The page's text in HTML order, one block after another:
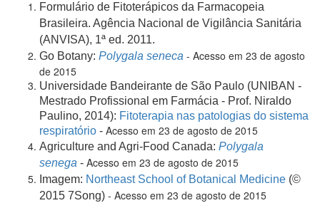
Formulário de Fitoterápicos da Farmacopeia
Brasileira. Agência Nacional de Vigilância Sanitária
(ANVISA), 1ª ed. 2011.
Go Botany: Polygala seneca - Acesso em 23 de agosto
de 2015
Universidade Bandeirante de São Paulo (UNIBAN -
Mestrado Profissional em Farmácia - Prof. Niraldo
Paulino, 2014): Fitoterapia nas patologias do sistema
respiratório - Acesso em 23 de agosto de 2015
Agriculture and Agri-Food Canada: Polygala
senega - Acesso em 23 de agosto de 2015
Imagem: Northeast School of Botanical Medicine (©
2015 7Song) - Acesso em 23 de agosto de 2015